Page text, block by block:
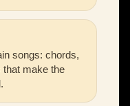
songs: chords,
that make the